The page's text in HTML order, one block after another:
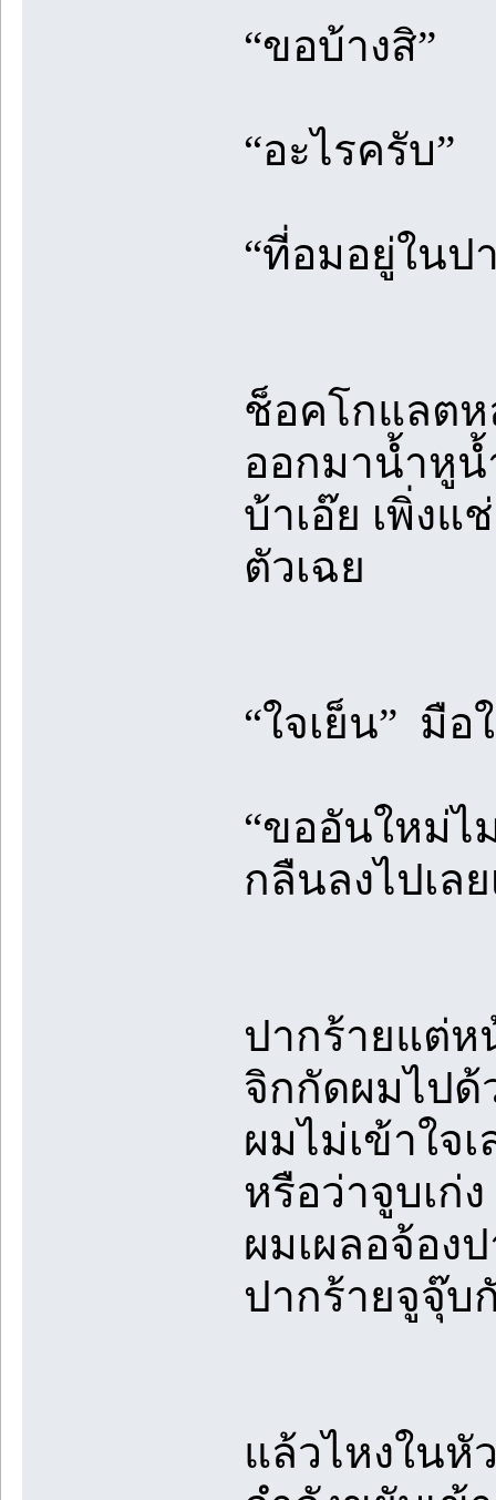
“ขอบ้างสิ”
“อะไรครับ”
“ที่อมอยู่ในป
ช็อคโกแลตห
ออกมาน้ำหูน้
บ้าเอ๊ย เพิ่ง
ตัวเฉย
“ใจเย็น” มื
“ขออันใหม่ไ
กลืนลงไปเลย
ปากร้ายแต่ห
จิกกัดผมไปด้
ผมไม่เข้าใจ
หรือว่าจูบเก่ง
ผมเผลอจ้อง
ปากร้ายจูจุ๊บ
แล้วไหงใน